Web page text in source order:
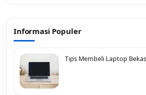
Informasi Populer
Tips Membeli Laptop Bekas